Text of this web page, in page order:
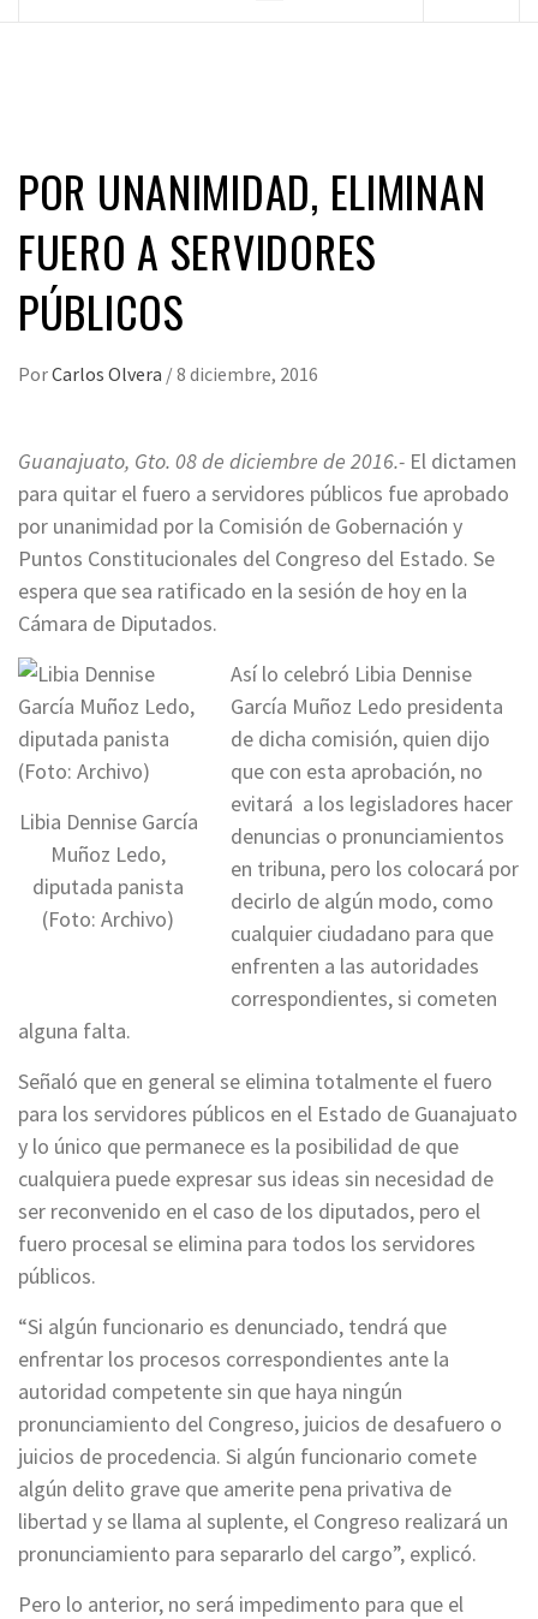
POR UNANIMIDAD, ELIMINAN
FUERO A SERVIDORES
PÚBLICOS
PorCarlos Olvera /8 diciembre, 2016
Guanajuato, Gto. 08 de diciembre de 2016.- El dictamen
para quitar el fuero a servidores públicos fue aprobado
por unanimidad por la Comisión de Gobernación y
Puntos Constitucionales del Congreso del Estado. Se
espera que sea ratificado en la sesión de hoy en la
Cámara de Diputados.
Libia Dennise García
Muñoz Ledo,
diputada panista
(Foto: Archivo)
Así lo celebró Libia Dennise
García Muñoz Ledo presidenta
de dicha comisión, quien dijo
que con esta aprobación, no
evitará a los legisladores hacer
denuncias o pronunciamientos
en tribuna, pero los colocará por
decirlo de algún modo, como
cualquier ciudadano para que
enfrenten a las autoridades
correspondientes, si cometen
alguna falta.
Señaló que en general se elimina totalmente el fuero
para los servidores públicos en el Estado de Guanajuato
y lo único que permanece es la posibilidad de que
cualquiera puede expresar sus ideas sin necesidad de
ser reconvenido en el caso de los diputados, pero el
fuero procesal se elimina para todos los servidores
públicos.
“Si algún funcionario es denunciado, tendrá que
enfrentar los procesos correspondientes ante la
autoridad competente sin que haya ningún
pronunciamiento del Congreso, juicios de desafuero o
juicios de procedencia. Si algún funcionario comete
algún delito grave que amerite pena privativa de
libertad y se llama al suplente, el Congreso realizará un
pronunciamiento para separarlo del cargo”, explicó.
Pero lo anterior, no será impedimento para que el